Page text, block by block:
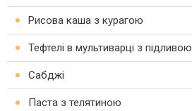
Рисова каша з курагою
Тефтелі в мультиварці з підливою
Сабджі
Паста з телятиною